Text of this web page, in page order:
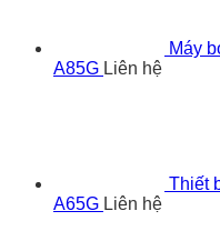
Máy
A85G Liên hệ
Thiết
A65G Liên hệ